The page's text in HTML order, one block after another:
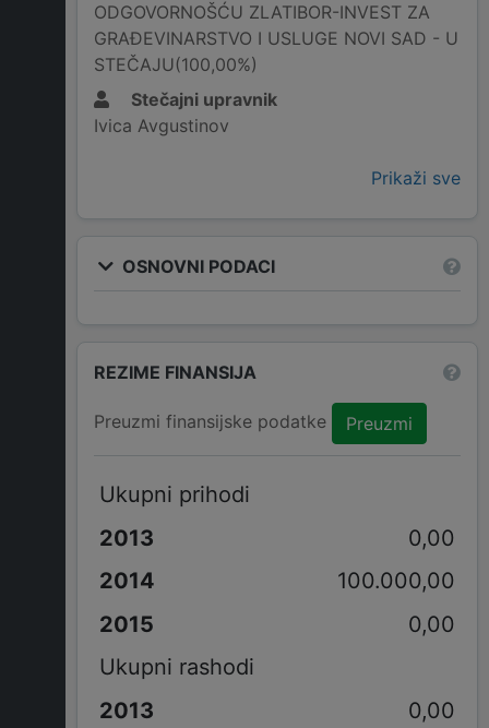
ODGOVORNOŠĆU ZLATIBOR-INVEST ZA
GRAĐEVINARSTVO I USLUGE NOVI SAD - U
STEČAJU(100,00%)
Stečajni upravnik
Ivica Avgustinov
Prikaži sve
OSNOVNI PODACI
REZIME FINANSIJA
Preuzmi finansijske podatke Preuzmi
Ukupni prihodi
0,00
100.000,00
0,00
Ukupni rashodi
0,00